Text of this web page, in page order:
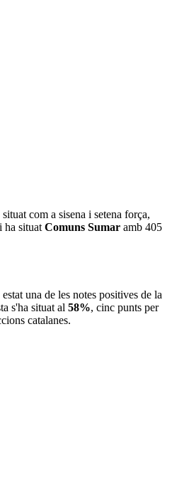
situat com a sisena i setena força,
ha situat Comuns Sumar amb 405
una de les notes positives de la
s'ha situat al 58%, cinc punts per
catalanes.